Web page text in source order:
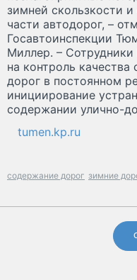
зимней скользкости
части автодорог, –
Госавтоинспекции
Миллер. – Сотрудники
на контроль
дорог в постоянном
инициирование
содержании улично-
tumen.kp.ru
содержание дорог зимние